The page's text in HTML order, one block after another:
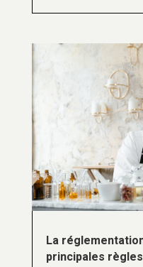
La
principales